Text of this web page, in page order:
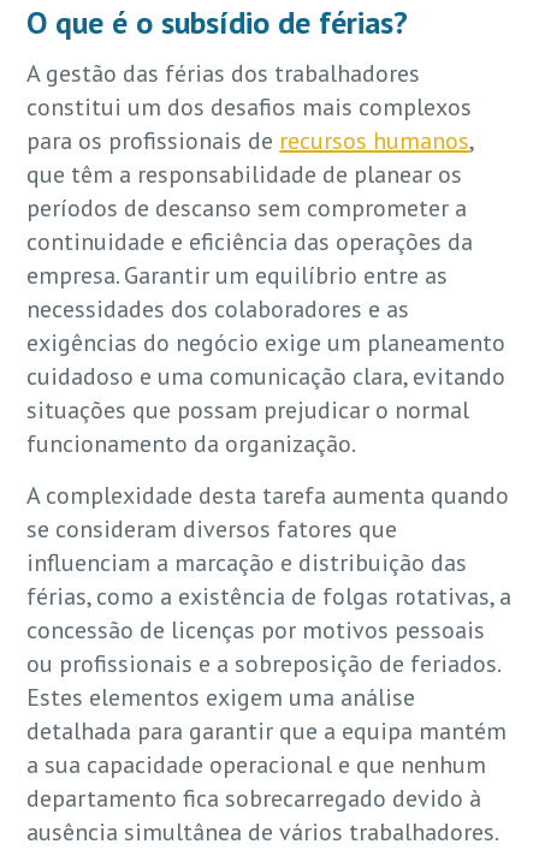
O que é o subsídio de férias?
A gestão das férias dos trabalhadores
constitui um dos desafios mais complexos
para os profissionais de recursos humanos,
que têm a responsabilidade de planear os
períodos de descanso sem comprometer a
continuidade e eficiência das operações da
empresa. Garantir um equilíbrio entre as
necessidades dos colaboradores e as
exigências do negócio exige um planeamento
cuidadoso e uma comunicação clara, evitando
situações que possam prejudicar o normal
funcionamento da organização.
A complexidade desta tarefa aumenta quando
se consideram diversos fatores que
influenciam a marcação e distribuição das
férias, como a existência de folgas rotativas, a
concessão de licenças por motivos pessoais
ou profissionais e a sobreposição de feriados.
Estes elementos exigem uma análise
detalhada para garantir que a equipa mantém
a sua capacidade operacional e que nenhum
departamento fica sobrecarregado devido à
ausência simultânea de vários trabalhadores.